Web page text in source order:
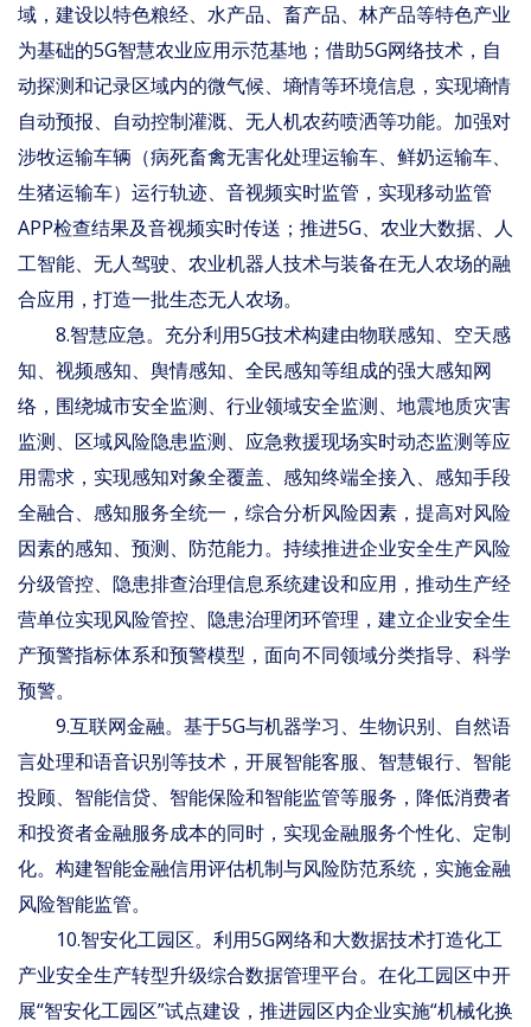
域，建设以特色粮经、水产品、畜产品、林产品等特色产业
为基础的5G智慧农业应用示范基地；借助5G网络技术，自
动探测和记录区域内的微气候、墒情等环境信息，实现墒情
自动预报、自动控制灌溉、无人机农药喷洒等功能。加强对
涉牧运输车辆（病死畜禽无害化处理运输车、鲜奶运输车、
生猪运输车）运行轨迹、音视频实时监管，实现移动监管
APP检查结果及音视频实时传送；推进5G、农业大数据、人
工智能、无人驾驶、农业机器人技术与装备在无人农场的融
合应用，打造一批生态无人农场。
8.智慧应急。充分利用5G技术构建由物联感知、空天感
知、视频感知、舆情感知、全民感知等组成的强大感知网
络，围绕城市安全监测、行业领域安全监测、地震地质灾害
监测、区域风险隐患监测、应急救援现场实时动态监测等应
用需求，实现感知对象全覆盖、感知终端全接入、感知手段
全融合、感知服务全统一，综合分析风险因素，提高对风险
因素的感知、预测、防范能力。持续推进企业安全生产风险
分级管控、隐患排查治理信息系统建设和应用，推动生产经
营单位实现风险管控、隐患治理闭环管理，建立企业安全生
产预警指标体系和预警模型，面向不同领域分类指导、科学
预警。
9.互联网金融。基于5G与机器学习、生物识别、自然语
言处理和语音识别等技术，开展智能客服、智慧银行、智能
投顾、智能信贷、智能保险和智能监管等服务，降低消费者
和投资者金融服务成本的同时，实现金融服务个性化、定制
化。构建智能金融信用评估机制与风险防范系统，实施金融
风险智能监管。
10.智安化工园区。利用5G网络和大数据技术打造化工
产业安全生产转型升级综合数据管理平台。在化工园区中开
展“智安化工园区”试点建设，推进园区内企业实施“机械化换